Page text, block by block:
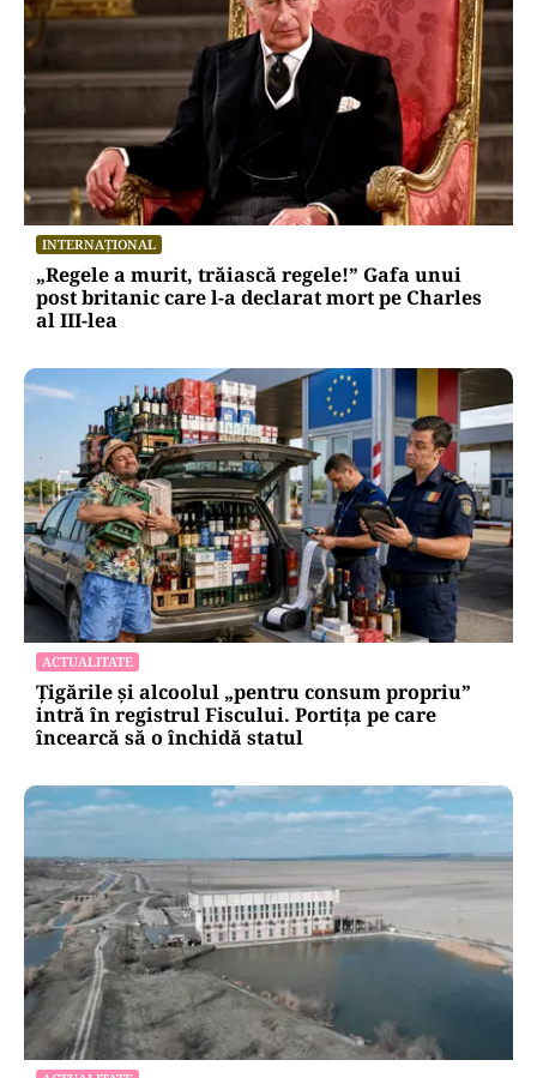
INTERNAȚIONAL
„Regele a murit, trăiască regele!” Gafa unui
post britanic care l-a declarat mort pe Charles
al III-lea
ACTUALITATE
Țigările și alcoolul „pentru consum propriu”
intră în registrul Fiscului. Portița pe care
încearcă să o închidă statul